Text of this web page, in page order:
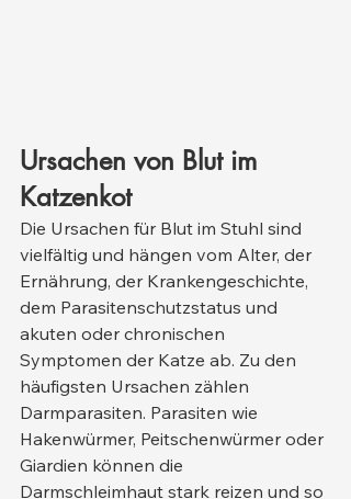
Ursachen von Blut im
Katzenkot
Die Ursachen für Blut im Stuhl sind
vielfältig und hängen vom Alter, der
Ernährung, der Krankengeschichte,
dem Parasitenschutzstatus und
akuten oder chronischen
Symptomen der Katze ab. Zu den
häufigsten Ursachen zählen
Darmparasiten. Parasiten wie
Hakenwürmer, Peitschenwürmer oder
Giardien können die
Darmschleimhaut stark reizen und so